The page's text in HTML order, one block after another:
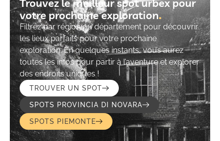
Trouvez le meilleur spot urbex pour
votre prochaine exploration​
Filtrez par région ou département pour découvrir
les lieux parfaits pour votre prochaine
exploration. En quelques instants, vous aurez
toutes les infos pour partir à l’aventure et explorer
des endroits uniques !
TROUVER UN SPOT
SPOTS PROVINCIA DI NOVARA
SPOTS PIEMONTE